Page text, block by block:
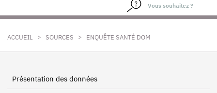
ACCUEIL > SOURCES > ENQUÊTE SANTÉ DOM
Présentation des données